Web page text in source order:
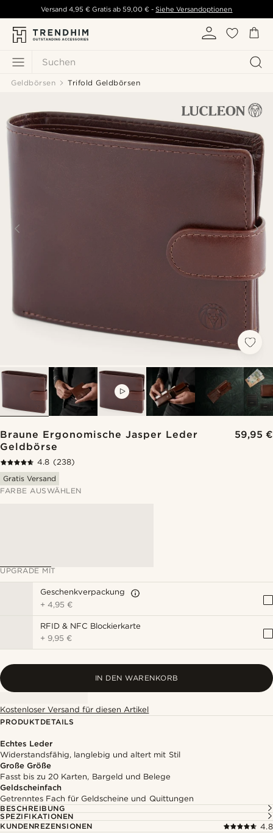
Suchen
Versand 4,95 € Gratis ab59,00 € - Siehe Versandoptionen
Geldbörsen Trifold Geldbörsen
Braune Ergonomische Jasper Leder
Geldbörse
59,95 €
4.8 (238)
Gratis Versand
FARBE AUSWÄHLEN
UPGRADE MIT
Geschenkverpackung
+4,95 €
RFID & NFC Blockierkarte
+ 9,95 €
IN DEN WARENKORB
Kostenloser Versand für diesen Artikel
PRODUKTDETAILS
Echtes Leder
Widerstandsfähig, langlebig und altert mit Stil
Große Größe
Fasst bis zu 20 Karten, Bargeld und Belege
Geldscheinfach
Getrenntes Fach für Geldscheine und Quittungen
BESCHREIBUNG
SPEZIFIKATIONEN
KUNDENREZENSIONEN
4.8